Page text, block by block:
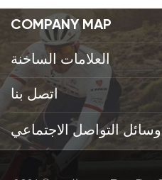
COMPANY MAP
العلامات الساخنة
اتصل بنا
وسائل التواصل الاجتماعي